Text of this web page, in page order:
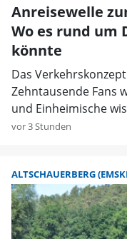
Anreisewelle
Wo es rund um
könnte
Das
Zehntausende Fans
und Einheimische
vor 3 Stunden
ALTSCHAUERBERG